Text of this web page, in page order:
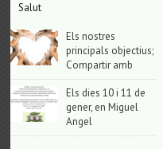
Salut
Els nostres
principals objectius;
Compartir amb
Els dies 10 i 11 de
gener, en Miguel
Angel